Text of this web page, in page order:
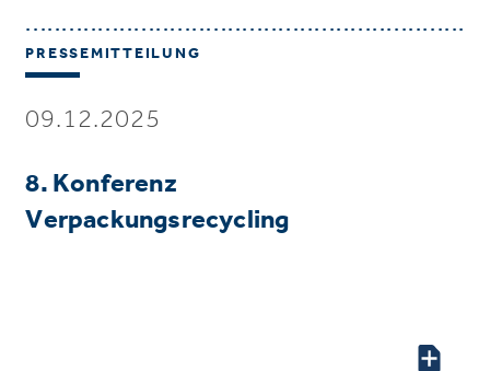
PRESSEMITTEILUNG
09.12.2025
8. Konferenz
Verpackungsrecycling